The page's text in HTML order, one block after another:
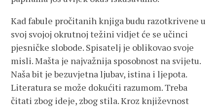
Kad fabule pročitanih knjiga budu razotkrivene u
svoj svojoj okrutnoj težini vidjet će se učinci
pjesničke slobode. Spisatelj je oblikovao svoje
misli. Mašta je najvažnija sposobnost na svijetu.
Naša bit je bezuvjetna ljubav, istina i ljepota.
Literatura se može dokućiti razumom. Treba
čitati zbog ideje, zbog stila. Kroz književnost